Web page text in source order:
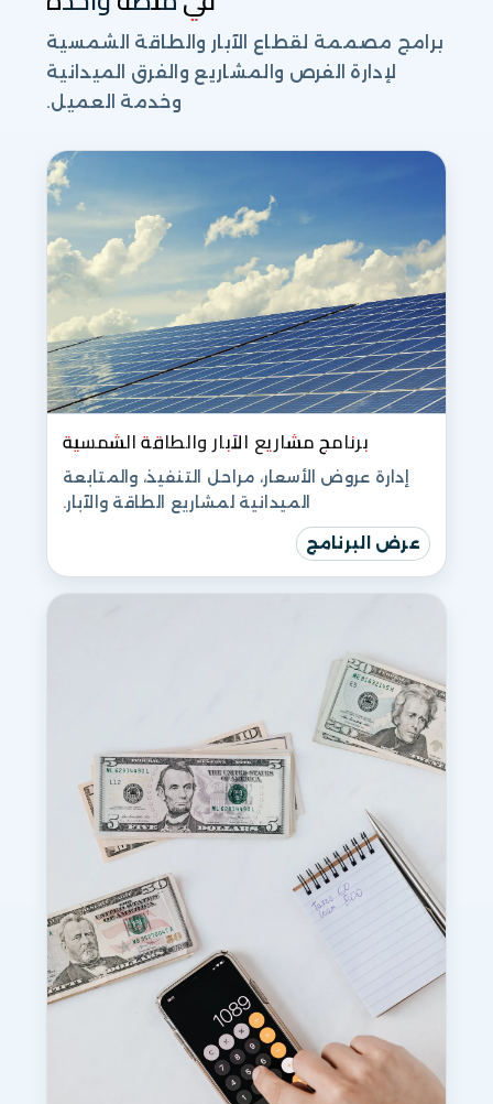
برامج مصممة لقطاع الآبار والطاقة الشمسية
لإدارة الفرص والمشاريع والفرق الميدانية
وخدمة العميل.
برنامج مشاريع الآبار والطاقة الشمسية
إدارة عروض الأسعار، مراحل التنفيذ، والمتابعة
الميدانية لمشاريع الطاقة والآبار.
عرض البرنامج